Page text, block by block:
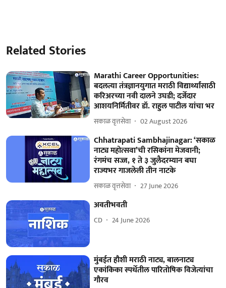
Related Stories
Marathi Career Opportunities:
बदलत्या तंत्रज्ञानयुगात मराठी विद्यार्थ्यांसाठी
करिअरच्या नवी दालने उघडी; दर्जेदार
आशयनिर्मितीवर डॉ. राहुल पाटील यांचा भर
सकाळ वृत्तसेवा 02 August 2026
Chhatrapati Sambhajinagar: ‘सकाळ
नाट्य महोत्सवा’ची रसिकांना मेजवानी;
रंगमंच सज्ज, १ ते ३ जुलैदरम्यान बघा
राज्यभर गाजलेली तीन नाटके
सकाळ वृत्तसेवा 27 June 2026
अवतीभवती
CD 24 June 2026
मुंबईत हौशी मराठी नाट्य, बालनाट्य
एकांकिका स्पर्धेतील पारितोषिक विजेत्यांचा
गौरव